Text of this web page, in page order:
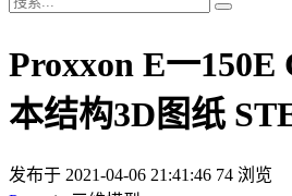
Proxxon E一150E
本结构3D图纸
发布于 2021-04-06 21:41:46 74 浏览